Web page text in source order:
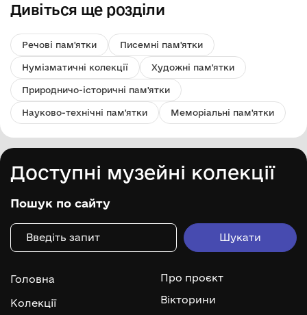
Дивіться ще розділи
Речові пам'ятки Писемні пам'ятки
Нумізматичні колекції Художні пам'ятки
Природничо-історичні пам'ятки
Науково-технічні пам'ятки Меморіальні пам'ятки
Доступні музейні колекції
Пошук по сайту
Головна
Колекції
Про проєкт
Вікторини